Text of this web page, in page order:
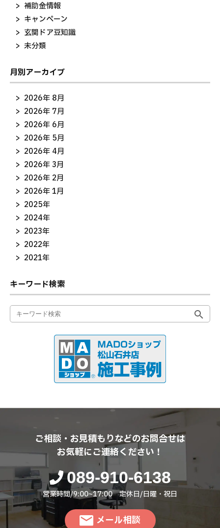
補助金情報
キャンペーン
玄関ドア豆知識
未分類
月別アーカイブ
2026年 8月
2026年 7月
2026年 6月
2026年 5月
2026年 4月
2026年 3月
2026年 2月
2026年 1月
2025年
2024年
2023年
2022年
2021年
キーワード検索
ご相談・お見積もりなどのお問合せは
お気軽にご連絡ください！
089-910-6138
営業時間/9:00~17:00 定休日/日曜・祝日
メール相談